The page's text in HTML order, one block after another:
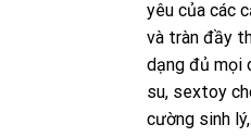
yêu của các
và tràn đầy
dạng đủ mọi
su, sextoy
cường sinh